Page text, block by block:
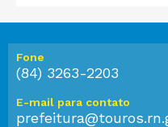
Fone
(84) 3263-2203
E-mail para contato